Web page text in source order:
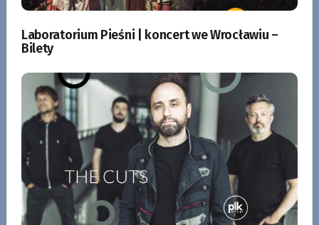
Laboratorium Pieśni | koncert we Wrocławiu –
Bilety